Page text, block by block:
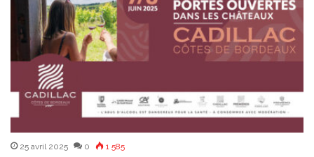
25 avril 2025 0 1 585